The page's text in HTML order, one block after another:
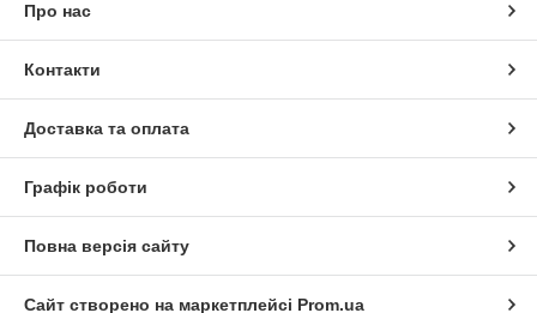
Про нас
Контакти
Доставка та оплата
Графік роботи
Повна версія сайту
Сайт створено на маркетплейсі Prom.ua